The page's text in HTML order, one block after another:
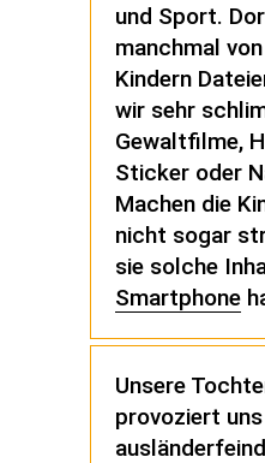
und Sport.
manchmal
Kindern
wir sehr
Gewaltfilme,
Sticker oder
Machen die
nicht sogar
sie solche
Smartphone
Unsere
provoziert